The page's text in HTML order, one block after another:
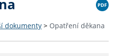
dokumenty > Opatření děkana